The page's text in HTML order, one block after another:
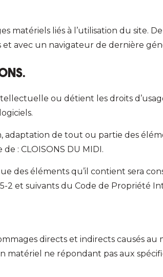
liés à l’utilisation du site.
avec un navigateur de dernière
ou détient les droits
de tout ou partie des
: CLOISONS DU MIDI.
des éléments qu’il contient sera
2 et suivants du Code de Propriété
directs et indirects causés au
matériel ne répondant pas aux